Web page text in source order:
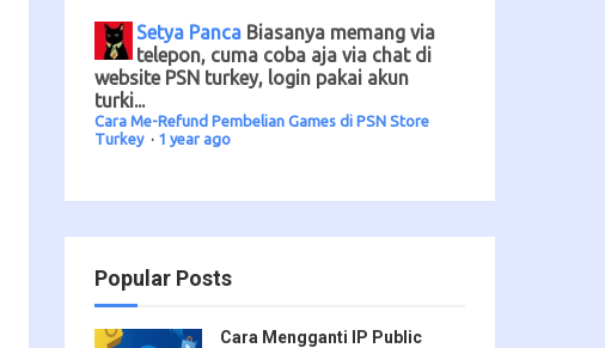
Setya Panca Biasanya memang via
telepon, cuma coba aja via chat di
website PSN turkey, login pakai akun
turki...
Cara Me-Refund Pembelian Games di PSN Store
Turkey · 1 year ago
Popular Posts
Cara Mengganti IP Public